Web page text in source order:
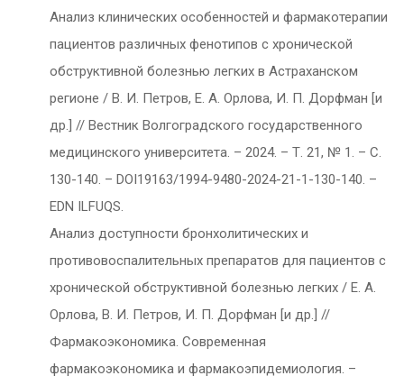
Анализ клинических особенностей и фармакотерапии
пациентов различных фенотипов с хронической
обструктивной болезнью легких в Астраханском
регионе / В. И. Петров, Е. А. Орлова, И. П. Дорфман [и
др.] // Вестник Волгоградского государственного
медицинского университета. – 2024. – Т. 21, № 1. – С.
130-140. – DOI19163/1994-9480-2024-21-1-130-140. –
EDN ILFUQS.
Анализ доступности бронхолитических и
противовоспалительных препаратов для пациентов с
хронической обструктивной болезнью легких / Е. А.
Орлова, В. И. Петров, И. П. Дорфман [и др.] //
Фармакоэкономика. Современная
фармакоэкономика и фармакоэпидемиология. –